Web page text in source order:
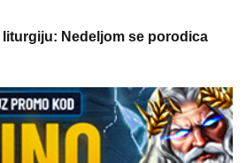
Nedeljom se porodica